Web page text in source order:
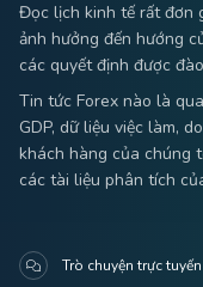
Đọc lịch kinh tế rất đơn
ảnh hưởng đến hướng
các quyết định được
Tin tức Forex nào là
GDP, dữ liệu việc làm,
khách hàng của chúng
các tài liệu phân tích
Trò chuyện trực